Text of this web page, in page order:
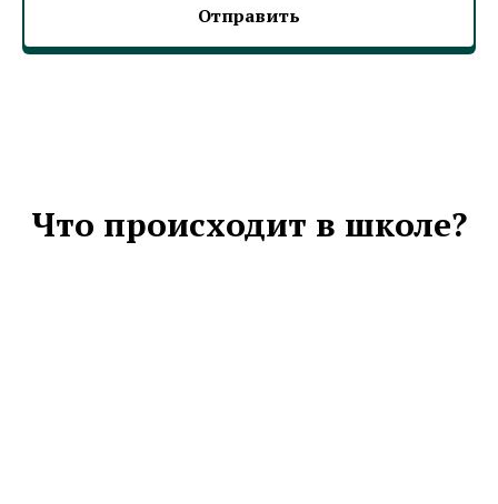
Отправить
Что происходит в школе?